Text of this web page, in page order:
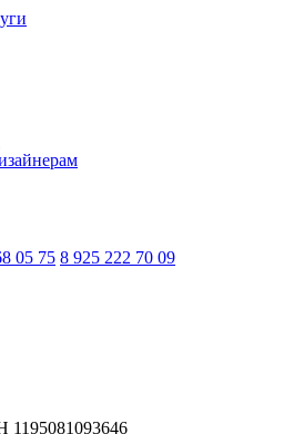
05 75 8 925 222 70 09